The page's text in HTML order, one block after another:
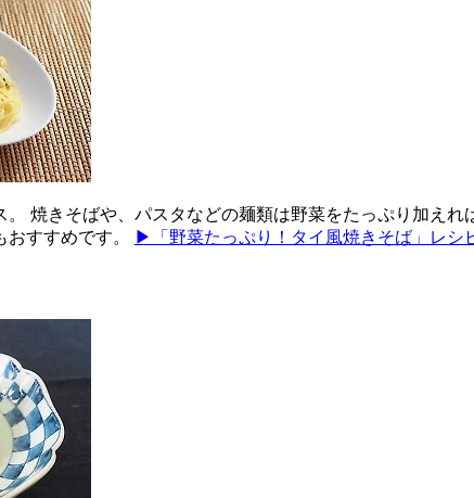
。 焼きそばや、パスタなどの麺類は野菜をたっぷり加え
おすすめです。
▶「野菜たっぷり！タイ風焼きそば」レシ